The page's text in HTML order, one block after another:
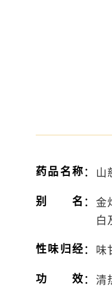
药品名称：
山
别名 ： 金
白
性味归经： 味
功效： 清